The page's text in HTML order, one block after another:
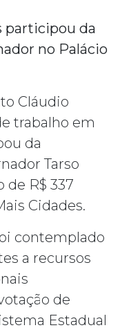
participou da
no Palácio
Cláudio
trabalho em
da
Tarso
de R$ 337
Cidades.
contemplado
a recursos
de
Estadual